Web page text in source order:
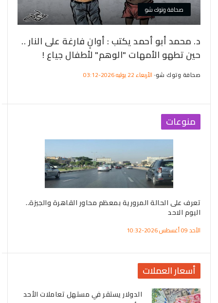
صحافة وتوك شو
د. محمد أبو أحمد يكتب : أوانٍ فارغة على النار ..
حين تطهو الأمهات "الوهم" لأطفال جياع !
صحافة وتوك شو- الأربعاء 22 يوليه 2026-03:12
منوعات
تعرف على الحالة المرورية بمعظم محاور القاهرة والجيزة..
اليوم الاحد
الأحد 09 أغسطس 2026-10:32
أسعار العملات
الدولار يستقر في مستهل تعاملات الأحد